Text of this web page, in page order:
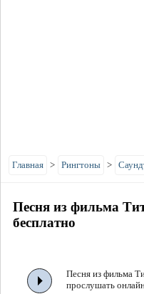
Главная > Рингтоны >
Песня из фильма
бесплатно
Песня из фильма
прослушать